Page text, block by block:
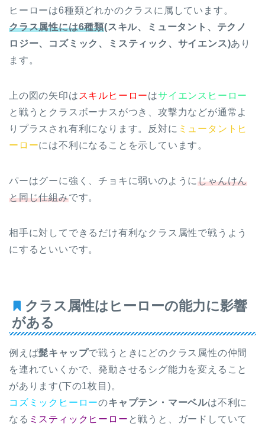
ヒーローは6種類どれかのクラスに属しています。
クラス属性には6種類(スキル、ミュータント、テクノ
ロジー、コズミック、ミスティック、サイエンス)あり
ます。
上の図の矢印は スキルヒーローはサイエンスヒーロー
と戦うとクラスボーナスがつき、攻撃力などが通常よ
りプラスされ有利になります。反対に ミュータントヒ
ーローには不利になることを示しています。
パーはグーに強く、チョキに弱いのようにじゃんけん
と同じ仕組みです。
相手に対してできるだけ有利なクラス属性で戦うよう
にするといいです。
クラス属性はヒーローの能力に影響
がある
例えば髭キャップで戦うときにどのクラス属性の仲間
を連れていくかで、発動させるシグ能力を変えること
があります(下の1枚目)。
コズミックヒーローのキャプテン・マーベルは不利に
なる ミスティックヒーロー と戦うと、ガードしていて